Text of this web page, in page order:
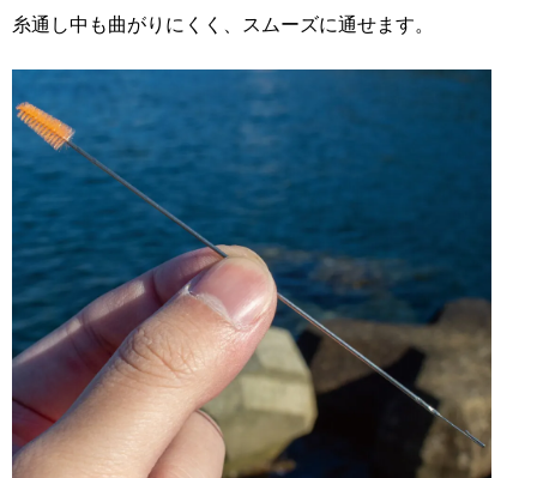
糸通し中も曲がりにくく、スムーズに通せます。